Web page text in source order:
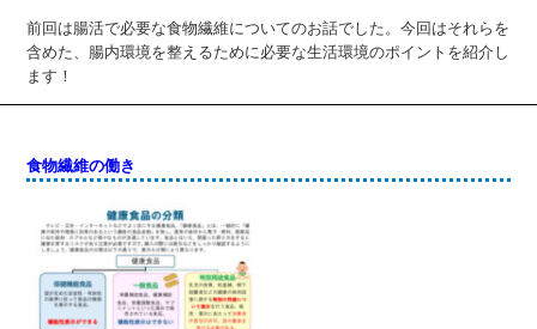
前回は腸活で必要な食物繊維についてのお話でした。今回はそれらを
含めた、腸内環境を整えるために必要な生活環境のポイントを紹介し
ます！
食物繊維の働き